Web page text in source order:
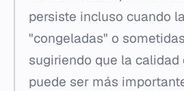
persiste incluso cuando
"congeladas" o
sugiriendo que la
puede ser más